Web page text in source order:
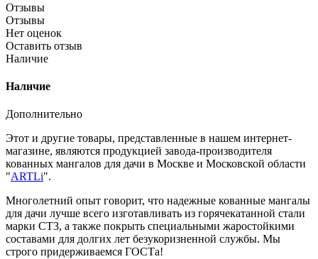
Отзывы
Отзывы
Нет оценок
Оставить отзыв
Наличие
Наличие
Дополнительно
Этот и другие товары, представленные в нашем интернет-
магазине, являются продукцией завода-производителя
кованных мангалов для дачи в Москве и Московской области
"ARTLi".
Многолетний опыт говорит, что надежные кованные мангалы
для дачи лучше всего изготавливать из горячекатанной стали
марки СТ3, а также покрыть специальными жаростойкими
составами для долгих лет безукоризненной службы. Мы
строго придерживаемся ГОСТа!